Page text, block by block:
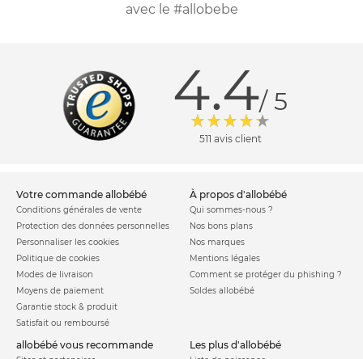
avec le #allobebe
4.4/ 5
511 avis client
votre commande allobébé
Conditions générales de vente
Protection des données personnelles
Personnaliser les cookies
Politique de cookies
Modes de livraison
Moyens de paiement
Garantie stock & produit
Satisfait ou remboursé
à propos d'allobébé
Qui sommes-nous ?
Nos bons plans
Nos marques
Mentions légales
Comment se protéger du phishing ?
Soldes allobébé
allobébé vous recommande les plus d'allobébé